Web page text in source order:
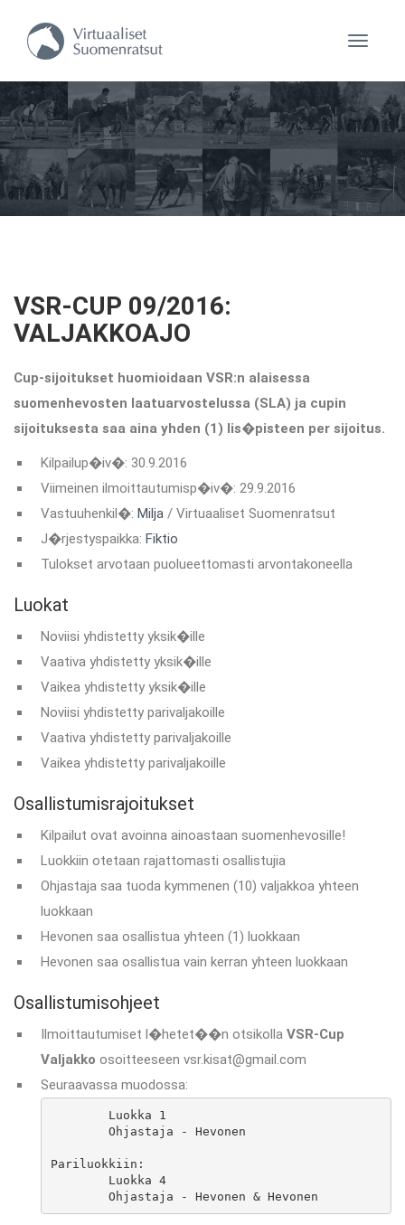
VSR-CUP 09/2016:
VALJAKKOAJO
Cup-sijoitukset huomioidaan VSR:n alaisessa
suomenhevosten laatuarvostelussa (SLA) ja cupin
sijoituksesta saa aina yhden (1) lis�pisteen per sijoitus.
Kilpailup�iv�: 30.9.2016
Viimeinen ilmoittautumisp�iv�: 29.9.2016
Vastuuhenkil�: Milja / Virtuaaliset Suomenratsut
J�rjestyspaikka: Fiktio
Tulokset arvotaan puolueettomasti arvontakoneella
Luokat
Noviisi yhdistetty yksik�ille
Vaativa yhdistetty yksik�ille
Vaikea yhdistetty yksik�ille
Noviisi yhdistetty parivaljakoille
Vaativa yhdistetty parivaljakoille
Vaikea yhdistetty parivaljakoille
Osallistumisrajoitukset
Kilpailut ovat avoinna ainoastaan suomenhevosille!
Luokkiin otetaan rajattomasti osallistujia
Ohjastaja saa tuoda kymmenen (10) valjakkoa yhteen
luokkaan
Hevonen saa osallistua yhteen (1) luokkaan
Hevonen saa osallistua vain kerran yhteen luokkaan
Osallistumisohjeet
Ilmoittautumiset l�hetet��n otsikolla VSR-Cup
Valjakko osoitteeseen vsr.kisat@gmail.com
Seuraavassa muodossa:
Pariluokkiin:
	Ohjastaja - Hevonen & Hevonen